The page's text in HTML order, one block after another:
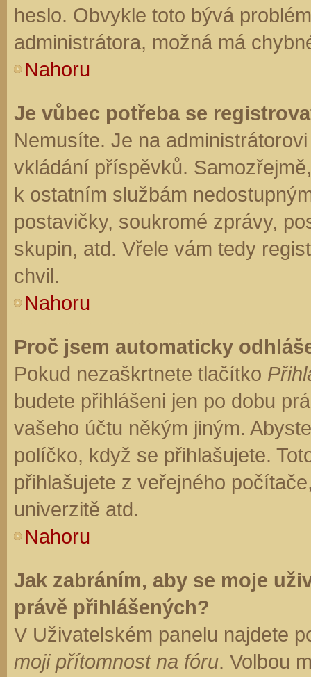
heslo. Obvykle toto bývá
administrátora, možná má
Nahoru
Je vůbec potřeba se
Nemusíte. Je na
vkládání příspěvků.
k ostatním službám
postavičky, soukromé zprávy,
skupin, atd. Vřele vám tedy
chvil.
Nahoru
Proč jsem automaticky
Pokud nezaškrtnete tlačítko
budete přihlášeni jen po dobu
vašeho účtu někým jiným.
políčko, když se přihlašujete.
přihlašujete z veřejného
univerzitě atd.
Nahoru
Jak zabráním, aby se moje
právě přihlášených?
V Uživatelském panelu najdete
moji přítomnost na fóru. Volbou